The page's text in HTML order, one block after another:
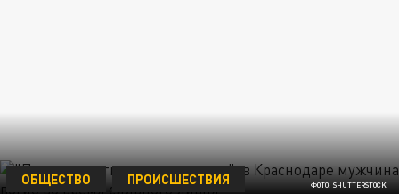
ФОТО: SHUTTERSTOCK
ОБЩЕСТВО ПРОИСШЕСТВИЯ